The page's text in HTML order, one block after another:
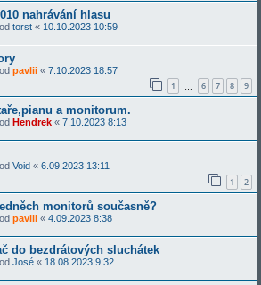
nahrávání hlasu
torst « 10.10.2023 10:59
pavlii « 7.10.2023 18:57
1 6 7 8 9
a monitorum.
Hendrek « 7.10.2023 8:13
Void « 6.09.2023 13:11
1 2
monitorů současně?
pavlii « 4.09.2023 8:38
do bezdrátových sluchátek
José « 18.08.2023 9:32